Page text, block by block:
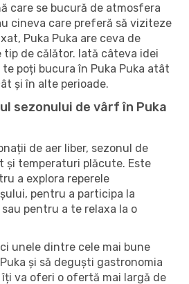
care se bucură de atmosfera
cineva care preferă să viziteze
Puka Puka are ceva de
de călător. Iată câteva idei
poți bucura în Puka Puka atât
și în alte perioade.
sezonului de vârf în Puka
de aer liber, sezonul de
și temperaturi plăcute. Este
a explora reperele
pentru a participa la
pentru a te relaxa la o
unele dintre cele mai bune
și să deguști gastronomia
va oferi o ofertă mai largă de